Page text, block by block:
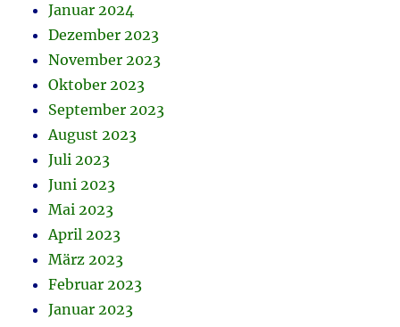
Januar 2024
Dezember 2023
November 2023
Oktober 2023
September 2023
August 2023
Juli 2023
Juni 2023
Mai 2023
April 2023
März 2023
Februar 2023
Januar 2023